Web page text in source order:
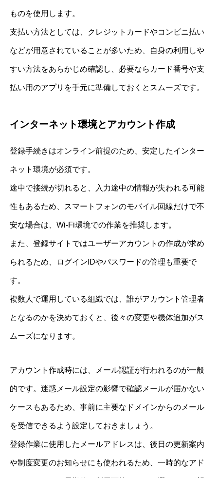
ものを使用します。
支払い方法としては、クレジットカードやコンビニ払い
などが用意されていることが多いため、自身の利用しや
すい方法をあらかじめ確認し、必要ならカード番号や支
払い用のアプリを手元に準備しておくとスムーズです。
インターネット環境とアカウント作成
登録手続きはオンライン前提のため、安定したインター
ネット環境が必須です。
途中で接続が切れると、入力途中の情報が失われる可能
性もあるため、スマートフォンのモバイル回線だけで不
安な場合は、Wi-Fi環境での作業を推奨します。
また、登録サイトではユーザーアカウントの作成が求め
られるため、ログインIDやパスワードの管理も重要で
す。
複数人で運用している組織では、誰がアカウント管理者
となるのかを決めておくと、後々の変更や機体追加がス
ムーズになります。
アカウント作成時には、メール認証が行われるのが一般
的です。迷惑メール設定の影響で確認メールが届かない
ケースもあるため、事前に主要なドメインからのメール
を受信できるよう設定しておきましょう。
登録作業に使用したメールアドレスは、後日の更新案内
や制度変更のお知らせにも使われるため、一時的なアド